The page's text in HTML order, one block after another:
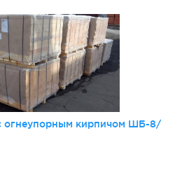
огнеупорным кирпичом ШБ-8/